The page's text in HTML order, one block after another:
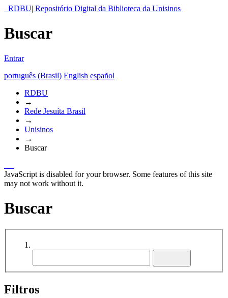
RDBU| Repositório Digital da Biblioteca da Unisinos
Buscar
Entrar
português (Brasil) English español
RDBU
→
Rede Jesuíta Brasil
→
Unisinos
→
Buscar
JavaScript is disabled for your browser. Some features of this site
may not work without it.
Buscar
Filtros